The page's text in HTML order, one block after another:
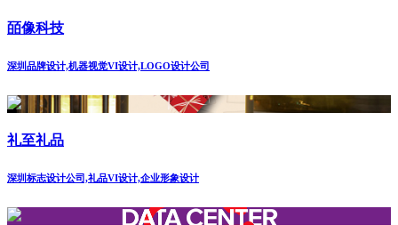
皕像科技
深圳品牌设计,机器视觉VI设计,LOGO设计公司
礼至礼品
深圳标志设计公司,礼品VI设计,企业形象设计